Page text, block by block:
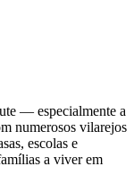
— especialmente a
numerosos vilarejos
escolas e
a viver em